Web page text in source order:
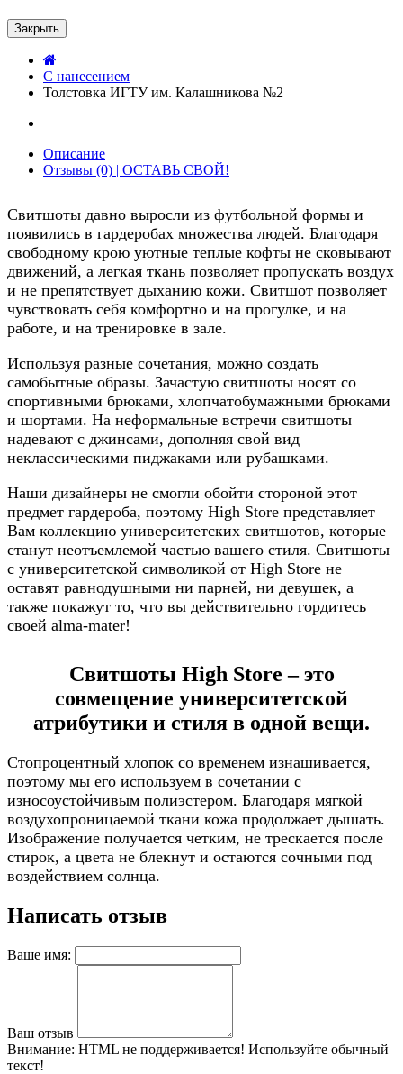
Закрыть
C нанесением
Толстовка ИГТУ им. Калашникова №2
Описание
Отзывы (0) | ОСТАВЬ СВОЙ!
Свитшоты давно выросли из футбольной формы и
появились в гардеробах множества людей. Благодаря
свободному крою уютные теплые кофты не сковывают
движений, а легкая ткань позволяет пропускать воздух
и не препятствует дыханию кожи. Свитшот позволяет
чувствовать себя комфортно и на прогулке, и на
работе, и на тренировке в зале.
Используя разные сочетания, можно создать
самобытные образы. Зачастую свитшоты носят со
спортивными брюками, хлопчатобумажными брюками
и шортами. На неформальные встречи свитшоты
надевают с джинсами, дополняя свой вид
неклассическими пиджаками или рубашками.
Наши дизайнеры не смогли обойти стороной этот
предмет гардероба, поэтому High Store представляет
Вам коллекцию университетских свитшотов, которые
станут неотъемлемой частью вашего стиля. Свитшоты
с университетской символикой от High Store не
оставят равнодушными ни парней, ни девушек, а
также покажут то, что вы действительно гордитесь
своей alma-mater!
Свитшоты High Store – это
совмещение университетской
атрибутики и стиля в одной вещи.
Стопроцентный хлопок со временем изнашивается,
поэтому мы его используем в сочетании с
износоустойчивым полиэстером. Благодаря мягкой
воздухопроницаемой ткани кожа продолжает дышать.
Изображение получается четким, не трескается после
стирок, а цвета не блекнут и остаются сочными под
воздействием солнца.
Написать отзыв
Ваше имя:
Ваш отзыв
Внимание: HTML не поддерживается! Используйте обычный
текст!